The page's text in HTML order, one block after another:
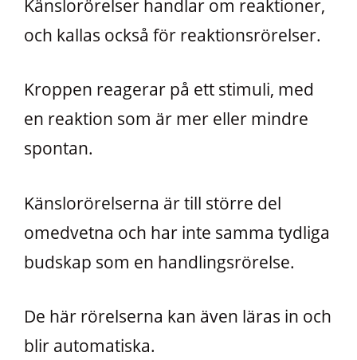
Känslorörelser handlar om reaktioner,
och kallas också för reaktionsrörelser.
Kroppen reagerar på ett stimuli, med
en reaktion som är mer eller mindre
spontan.
Känslorörelserna är till större del
omedvetna och har inte samma tydliga
budskap som en handlingsrörelse.
De här rörelserna kan även läras in och
blir automatiska.